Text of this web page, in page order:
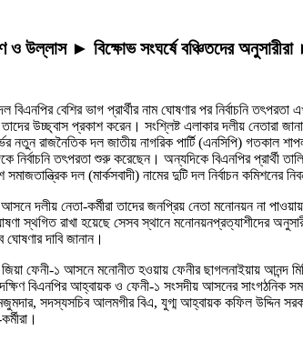
ও উল্লাস ► বিক্ষোভ সংঘর্ষে বঞ্চিতদের
বেশির ভাগ প্রার্থীর নাম ঘোষণার পর নির্বাচনি
তাদের উচ্ছ্বাস প্রকাশ করেন। সংশ্লিষ্ট এলাকার দলীয়
নতুন রাজনৈতিক দল জাতীয় নাগরিক পার্টি (এনসিপি)
নির্বাচনি তৎপরতা শুরু করেছেন। অন্যদিকে বিএনপির প্রার্থী
দল (মার্কসবাদী) নামের দুটি দল নির্বাচন কমিশনের
দলীয় নেতা-কর্মীরা তাদের জনপ্রিয় নেতা মনোনয়ন না
স্থগিত রাখা হয়েছে সেসব স্থানে মনোনয়নপ্রত্যাশীদের
ঘোষণার দাবি জানান।
জিয়া ফেনী-১ আসনে মনোনীত হওয়ায় ফেনীর ছাগলনাইয়ায়
বিএনপির আহ্বায়ক ও ফেনী-১ সংসদীয় আসনের
সদস্যসচিব আলমগীর বিএ, যুগ্ম আহ্বায়ক কফিল উদ্দিন